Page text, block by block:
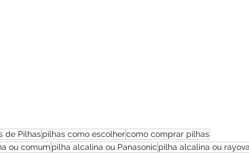
de Pilhaspilhas como escolhercomo comprar pilhas
ou comum pilha alcalina ou Panasonic pilha alcalina ou